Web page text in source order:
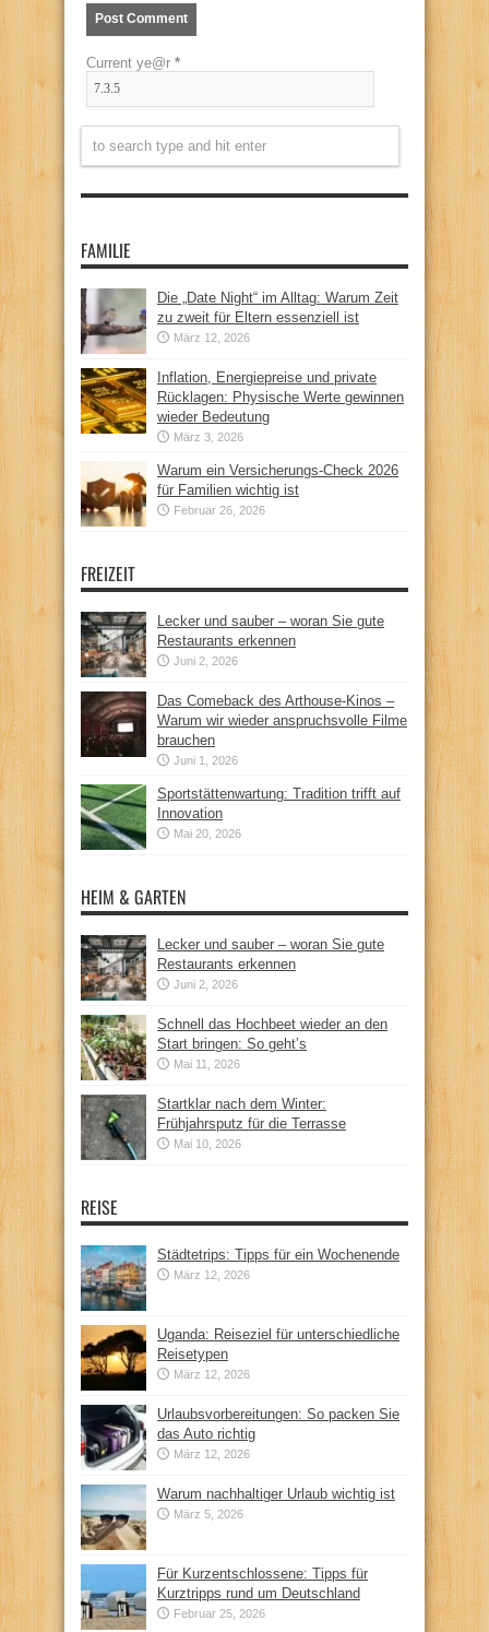
Current ye@r *
FAMILIE
Die „Date Night“ im Alltag: Warum Zeit
zu zweit für Eltern essenziell ist
März 12, 2026
Inflation, Energiepreise und private
Rücklagen: Physische Werte gewinnen
wieder Bedeutung
März 3, 2026
Warum ein Versicherungs-Check 2026
für Familien wichtig ist
Februar 26, 2026
FREIZEIT
Lecker und sauber – woran Sie gute
Restaurants erkennen
Juni 2, 2026
Das Comeback des Arthouse-Kinos –
Warum wir wieder anspruchsvolle Filme
brauchen
Juni 1, 2026
Sportstättenwartung: Tradition trifft auf
Innovation
Mai 20, 2026
HEIM & GARTEN
Lecker und sauber – woran Sie gute
Restaurants erkennen
Juni 2, 2026
Schnell das Hochbeet wieder an den
Start bringen: So geht’s
Mai 11, 2026
Startklar nach dem Winter:
Frühjahrsputz für die Terrasse
Mai 10, 2026
REISE
Städtetrips: Tipps für ein Wochenende
März 12, 2026
Uganda: Reiseziel für unterschiedliche
Reisetypen
März 12, 2026
Urlaubsvorbereitungen: So packen Sie
das Auto richtig
März 12, 2026
Warum nachhaltiger Urlaub wichtig ist
März 5, 2026
Für Kurzentschlossene: Tipps für
Kurztripps rund um Deutschland
Februar 25, 2026